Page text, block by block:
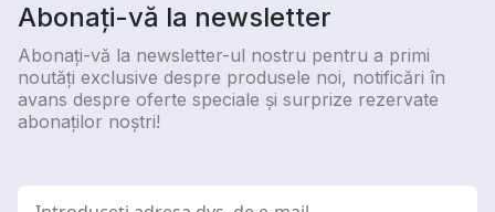
Abonați-vă la newsletter
Abonați-vă la newsletter-ul nostru pentru a primi
noutăți exclusive despre produsele noi, notificări în
avans despre oferte speciale și surprize rezervate
abonaților noștri!